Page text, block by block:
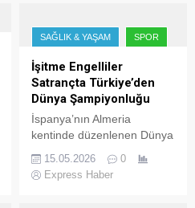
SAĞLIK & YAŞAM SPOR
İşitme Engelliler
Satrançta Türkiye’den
Dünya Şampiyonluğu
İspanya’nın Almeria
kentinde düzenlenen Dünya
Şampiyonası’nda Türkiye,
önemli bir başarıya imza
15.05.2026
0
Express Haber